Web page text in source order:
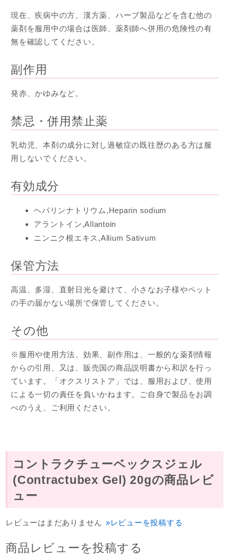
現在、疾病中の方、漢方薬、ハーブ製品などを含む他の
薬剤を服用中の場合は医師、薬剤師へ併用の危険性の有
無を確認してください。
副作用
発赤、かゆみなど。
禁忌・併用禁止薬
乳幼児、本剤の成分に対し過敏症の既往歴のある方は服
用しないでください。
有効成分
ヘパリンナトリウム,Heparin sodium
アラントイン,Allantoin
ニンニク根エキス,Allium Sativum
保管方法
高温、多湿、直射日光を避けて、小さなお子様やペット
の手の届かない場所で保管してください。
その他
※服用や使用方法、効果、副作用は、一般的な薬剤情報
からの引用、又は、販売国の商品説明書から和訳を行っ
ています。「オクスリストア」では、服用および、使用
による一切の責任を負いかねます。ご自身で製品をお調
べのうえ、ご利用ください。
コントラクチューベックスジェル
(Contractubex Gel) 20gの商品レビ
ュー
レビューはまだありません »レビューを投稿する
商品レビューを投稿する